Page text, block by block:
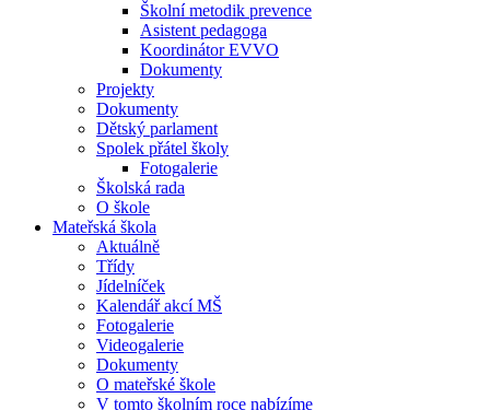
Školní metodik prevence
Asistent pedagoga
Koordinátor EVVO
Dokumenty
Projekty
Dokumenty
Dětský parlament
Spolek přátel školy
Fotogalerie
Školská rada
O škole
Mateřská škola
Aktuálně
Třídy
Jídelníček
Kalendář akcí MŠ
Fotogalerie
Videogalerie
Dokumenty
O mateřské škole
V tomto školním roce nabízíme